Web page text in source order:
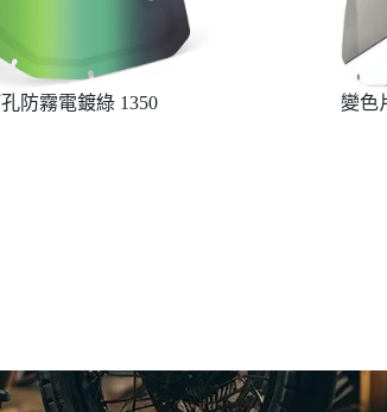
防霧電鍍綠 1350 變色